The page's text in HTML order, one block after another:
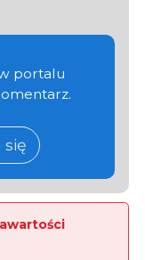
portalu
się